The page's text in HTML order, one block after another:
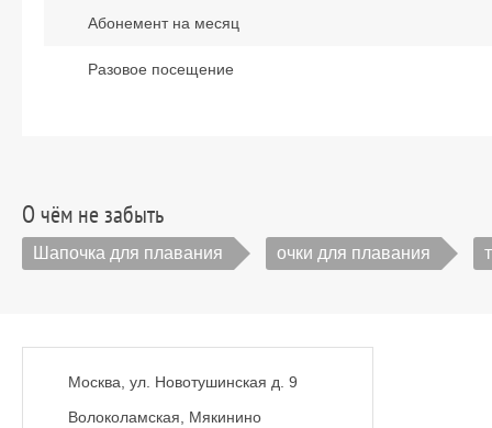
Абонемент на месяц
Разовое посещение
О чём не забыть
Шапочка для плавания очки для плавания
Москва, ул. Новотушинская д. 9
Волоколамская, Мякинино